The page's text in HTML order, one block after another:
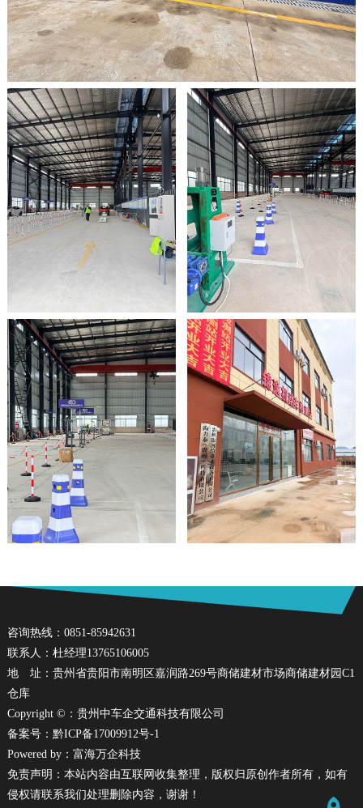
咨询热线：0851-85942631
联系人：杜经理13765106005
地 址：贵州省贵阳市南明区嘉润路269号商储建材市场商储建材园C1
仓库
Copyright ©：贵州中车企交通科技有限公司
备案号： 黔ICP备17009912号-1
Powered by： 富海万企科技
免责声明：本站内容由互联网收集整理，版权归原创作者所有，如有
侵权请联系我们处理删除内容，谢谢！